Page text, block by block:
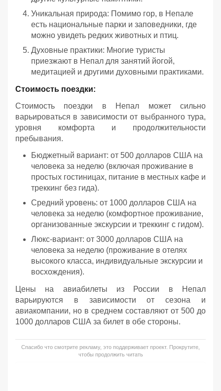
Уникальная природа: Помимо гор, в Непале
есть национальные парки и заповедники, где
можно увидеть редких животных и птиц.
Духовные практики: Многие туристы
приезжают в Непал для занятий йогой,
медитацией и другими духовными практиками.
Стоимость поездки:
Стоимость поездки в Непал может сильно
варьироваться в зависимости от выбранного тура,
уровня комфорта и продолжительности
пребывания.
Бюджетный вариант: от 500 долларов США на
человека за неделю (включая проживание в
простых гостиницах, питание в местных кафе и
треккинг без гида).
Средний уровень: от 1000 долларов США на
человека за неделю (комфортное проживание,
организованные экскурсии и треккинг с гидом).
Люкс-вариант: от 3000 долларов США на
человека за неделю (проживание в отелях
высокого класса, индивидуальные экскурсии и
восхождения).
Цены на авиабилеты из России в Непал
варьируются в зависимости от сезона и
авиакомпании, но в среднем составляют от 500 до
1000 долларов США за билет в обе стороны.
Спасибо что смотрите рекламу, это поддерживает проект. Прокрутите,
чтобы продолжить читать